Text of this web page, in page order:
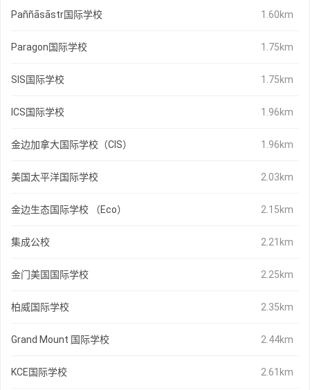
Paññāsāstr国际学校 1.60km
Paragon国际学校 1.75km
SIS国际学校 1.75km
ICS国际学校 1.96km
金边加拿大国际学校（CIS） 1.96km
美国太平洋国际学校 2.03km
金边生态国际学校 （Eco） 2.15km
集成公校 2.21km
金门美国国际学校 2.25km
柏威国际学校 2.35km
Grand Mount 国际学校 2.44km
KCE国际学校 2.61km